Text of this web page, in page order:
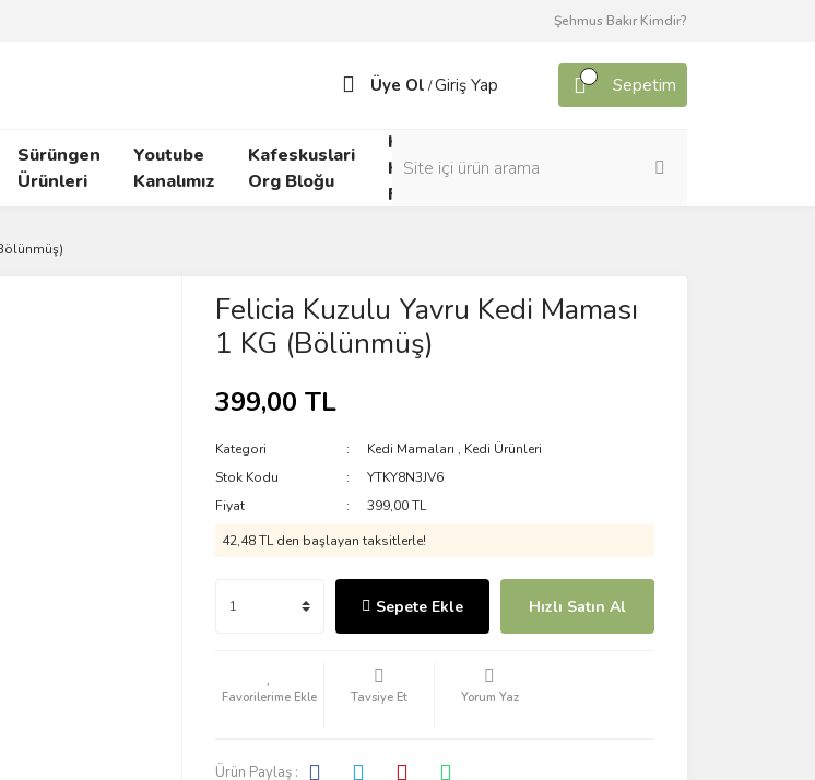
Şehmus Bakır Kimdir?
Üye Ol /Giriş Yap Sepetim
Sürüngen
Ürünleri
Youtube
Kanalımız
Kafeskuslari
Org Bloğu
Kafes
Kuşları
Forumu
Yem
Felicia Kuzulu Yavru Kedi Maması
1 KG (Bölünmüş)
399,00 TL
Kategori Kedi Mamaları , Kedi Ürünleri
Stok Kodu
YTKY8N3JV6
Fiyat
399,00 TL
42,48 TL den başlayan taksitlerle!
Sepete Ekle Hızlı Satın Al
Tavsiye Et Yorum Yaz
Ürün Paylaş :